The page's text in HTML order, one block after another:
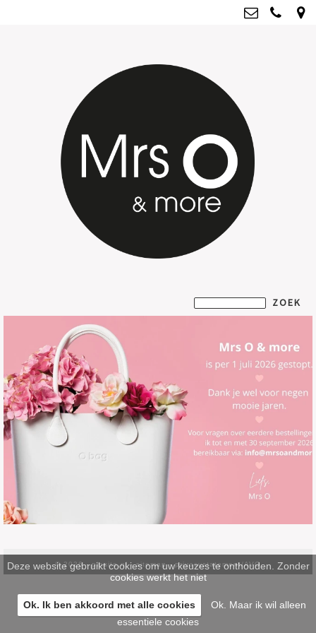
Kvk: Mrs O & more - 67796435
BTWnr: NL001835603B07
© 2026 -pinsite.nl-sitemap-privacystatement/AVG
Deze website gebruikt cookies om uw keuzes te onthouden. Zonder
cookies werkt het niet
Ok. Ik ben akkoord met alle cookies
Ok. Maar ik wil alleen
essentiele cookies